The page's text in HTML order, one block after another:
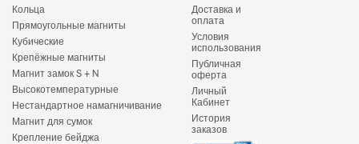
Кольца
Прямоугольные магниты
Кубические
Крепёжные магниты
Магнит замок S + N
Высокотемпературные
Нестандартное намагничивание
Магнит для сумок
Крепление бейджа
Доставка и
оплата
Условия
использования
Публичная
оферта
Личный
Кабинет
История
заказов